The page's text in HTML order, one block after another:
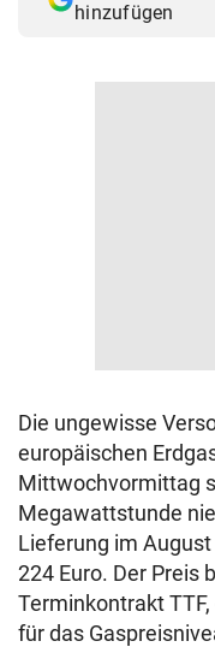
hinzufügen
Die ungewisse
europäischen
Mittwochvormittag
Megawattstunde
Lieferung im
224 Euro. Der Preis
Terminkontrakt
für das